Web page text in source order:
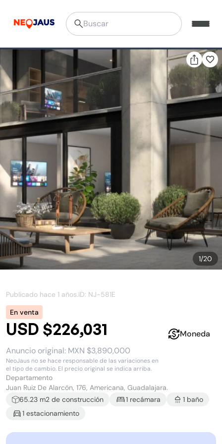
1/20
Publicado hace 1 años.ID: NJ-581E
En venta
USD $226,031
Anuncio original: MXN $3,890,000
NeoJaus no se hace responsable de las variaciones en
el tipo de cambio. El precio original se indica arriba.
Moneda
Departamento
Juan Ruiz De Alarcón, 176, Americana, Guadalajara.
65.23 m2 de construcción 1 recámara 1 baño
1 estacionamiento